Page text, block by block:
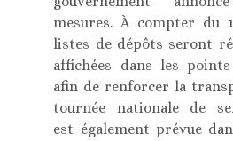
mesures. À compter du
listes de dépôts seront
affichées dans les
afin de renforcer la
tournée nationale de
est également prévue